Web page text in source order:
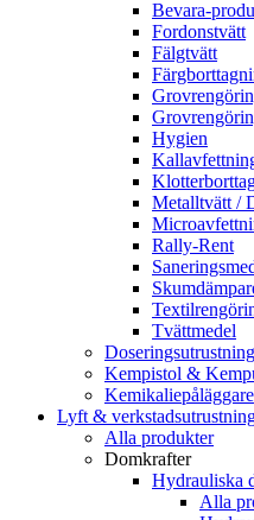
Bevara-
Fordonstvätt
Fälgtvätt
Hygien
Metalltvätt /
Rally-Rent
Tvättmedel
Doseringsutrustning
Kempistol &
Kemikaliepåläggare
Lyft &
Alla produkter
Domkrafter
Hydrauliska
Alla